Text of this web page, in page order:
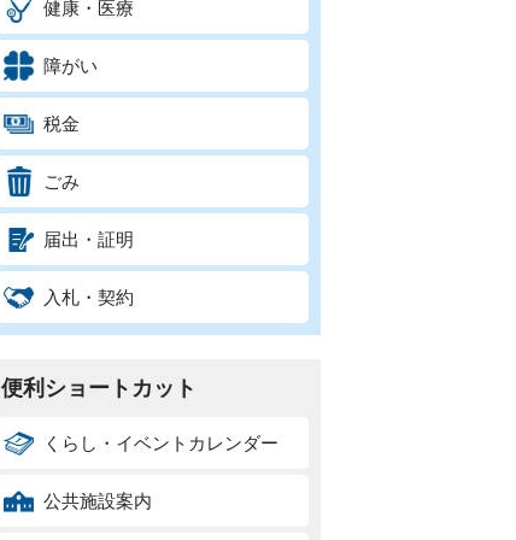
健康・医療
障がい
税金
ごみ
届出・証明
入札・契約
便利ショートカット
くらし・イベントカレンダー
公共施設案内